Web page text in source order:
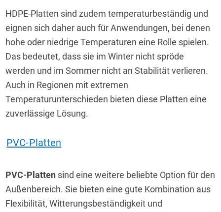
HDPE-Platten sind zudem temperaturbeständig und
eignen sich daher auch für Anwendungen, bei denen
hohe oder niedrige Temperaturen eine Rolle spielen.
Das bedeutet, dass sie im Winter nicht spröde
werden und im Sommer nicht an Stabilität verlieren.
Auch in Regionen mit extremen
Temperaturunterschieden bieten diese Platten eine
zuverlässige Lösung.
PVC-Platten
PVC-Platten sind eine weitere beliebte Option für den
Außenbereich. Sie bieten eine gute Kombination aus
Flexibilität, Witterungsbeständigkeit und